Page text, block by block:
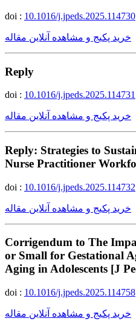
doi : 10.1016/j.jpeds.2025.114730
خرید پکیج و مشاهده آنلاین مقاله
Reply
doi : 10.1016/j.jpeds.2025.114731
خرید پکیج و مشاهده آنلاین مقاله
Reply: Strategies to
Nurse Practitioner
doi : 10.1016/j.jpeds.2025.114732
خرید پکیج و مشاهده آنلاین مقاله
Corrigendum to The
or Small for Gestational
Aging in Adolescents [J
doi : 10.1016/j.jpeds.2025.114758
خرید پکیج و مشاهده آنلاین مقاله